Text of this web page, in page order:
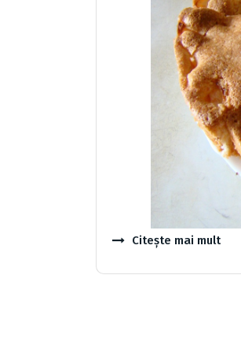
Citește mai mult